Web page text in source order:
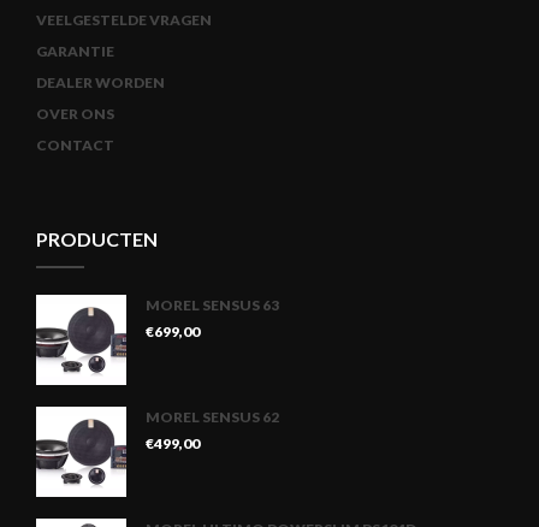
VEELGESTELDE VRAGEN
GARANTIE
DEALER WORDEN
OVER ONS
CONTACT
PRODUCTEN
MOREL SENSUS 63
€699,00
MOREL SENSUS 62
€499,00